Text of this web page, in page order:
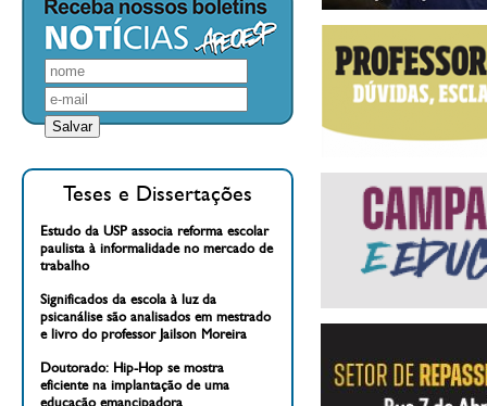
Teses e Dissertações
Estudo da USP associa reforma escolar
paulista à informalidade no mercado de
trabalho
Significados da escola à luz da
psicanálise são analisados em mestrado
e livro do professor Jailson Moreira
Doutorado: Hip-Hop se mostra
eficiente na implantação de uma